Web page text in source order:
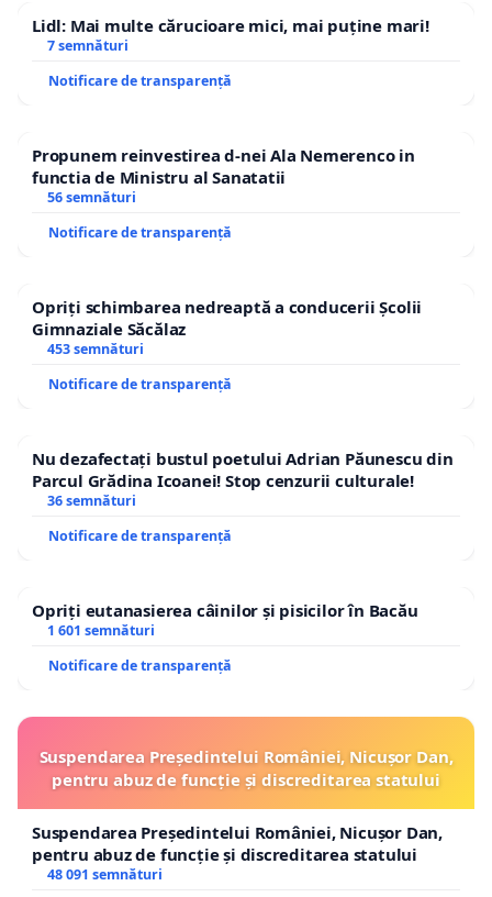
Lidl: Mai multe cărucioare mici, mai puține mari!
7 semnături
Notificare de transparență
Propunem reinvestirea d-nei Ala Nemerenco in
functia de Ministru al Sanatatii
56 semnături
Notificare de transparență
Opriți schimbarea nedreaptă a conducerii Școlii
Gimnaziale Săcălaz
453 semnături
Notificare de transparență
Nu dezafectați bustul poetului Adrian Păunescu din
Parcul Grădina Icoanei! Stop cenzurii culturale!
36 semnături
Notificare de transparență
Opriți eutanasierea câinilor și pisicilor în Bacău
1 601 semnături
Notificare de transparență
Suspendarea Președintelui României, Nicușor Dan,
pentru abuz de funcție și discreditarea statului
Suspendarea Președintelui României, Nicușor Dan,
pentru abuz de funcție și discreditarea statului
48 091 semnături